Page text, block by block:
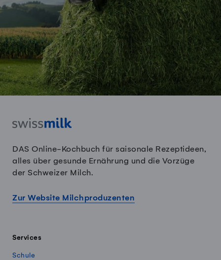
DAS Online-Kochbuch für saisonale Rezeptideen,
alles über gesunde Ernährung und die Vorzüge
der Schweizer Milch.
Zur Website Milchproduzenten
Services
Schule